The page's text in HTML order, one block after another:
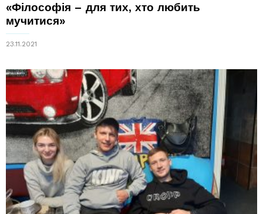
«Філософія – для тих, хто любить
мучитися»
23.11.2021